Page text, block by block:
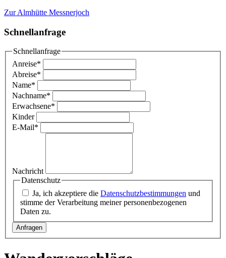
Zur Almhütte Messnerjoch
Schnellanfrage
Schnellanfrage
Anreise*
Abreise*
Name*
Nachname*
Erwachsene*
Kinder
E-Mail*
Nachricht
Datenschutz
Ja, ich akzeptiere die Datenschutzbestimmungen und
stimme der Verarbeitung meiner personenbezogenen
Daten zu.